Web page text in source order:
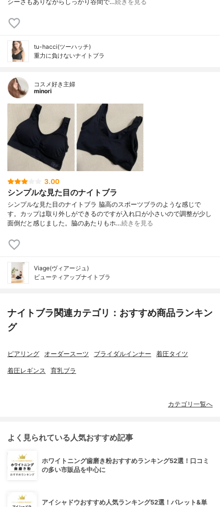
シーさもありながらしっかり谷間で…続きを見る
tu-hacci(ツーハッチ)
重力に負けないナイトブラ
コスメ好き主婦
minori
3.00
シンプルな見た目のナイトブラ
シンプルな見た目のナイトブラ 脇高のスポーツブラのような感じで
す。カップは取り外しができるのですが入れ口が小さいので調整が少し
面倒だと感じました。脇のあたりもホ…続きを見る
Viage(ヴィアージュ)
ビューティアップナイトブラ
ナイトブラ関連カテゴリ：おすすめ商品ランキン
グ
ピアリング オーダースーツ ブライダルインナー 着圧タイツ
着圧レギンス 育乳ブラ
カテゴリ一覧へ
よく見られている人気おすすめ記事
ホワイトニング歯磨き粉おすすめランキング52選！口コミ
の多い市販品を中心に
アイシャドウおすすめ人気ランキング52選！パレット&単